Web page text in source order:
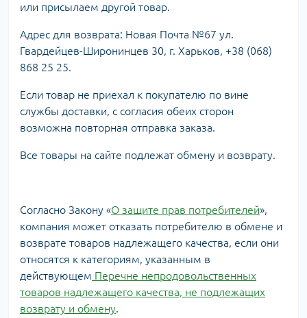
или присылаем другой товар.
Адрес для возврата: Новая Почта №67 ул.
Гвардейцев-Широнинцев 30, г. Харьков, +38 (068)
868 25 25.
Если товар не приехал к покупателю по вине
службы доставки, с согласия обеих сторон
возможна повторная отправка заказа.
Все товары на сайте подлежат обмену и возврату.
Согласно Закону «О защите прав потребителей»,
компания может отказать потребителю в обмене и
возврате товаров надлежащего качества, если они
относятся к категориям, указанным в
действующем Перечне непродовольственных
товаров надлежащего качества, не подлежащих
возврату и обмену.